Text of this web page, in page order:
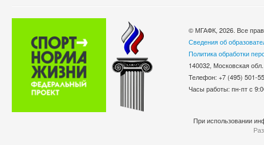
© МГАФК, 2026. Все
Сведения об
Политика обработки
140032, Московская
Телефон: +7 (495)
Часы работы: пн-пт с
При использовании